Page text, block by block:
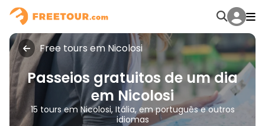
Free tours em Nicolosi
Passeios gratuitos de um dia
em Nicolosi
15 tours em Nicolosi, Itália, em português e outros
idiomas